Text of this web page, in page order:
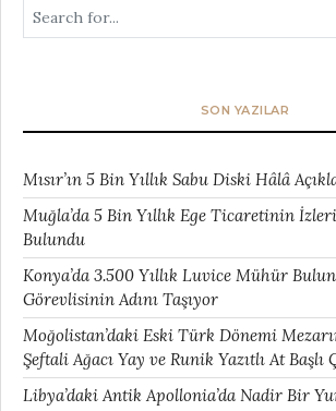
SON YAZILAR
Mısır’ın 5 Bin Yıllık Sabu Diski Hâlâ
Muğla’da 5 Bin Yıllık Ege Ticaretinin
Bulundu
Konya’da 3.500 Yıllık Luvice Mühür
Görevlisinin Adını Taşıyor
Moğolistan’daki Eski Türk Dönemi
Şeftali Ağacı Yay ve Runik Yazıtlı At Başlı
Libya’daki Antik Apollonia’da Nadir Bir